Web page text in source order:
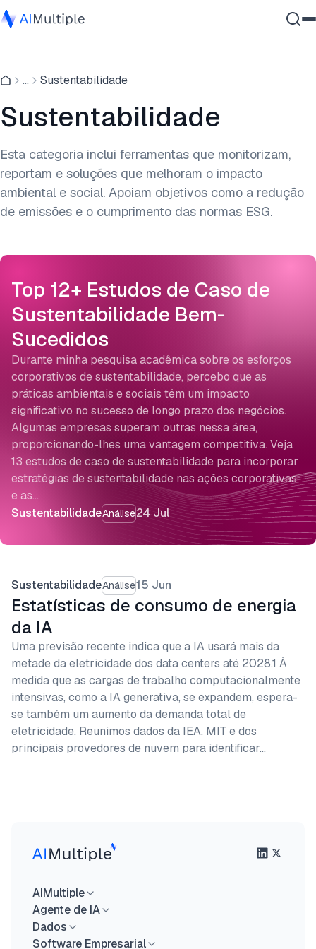
Segurança cibernética
Dados
Software Empresarial
Contate-nos
... Sustentabilidade
Sustentabilidade
Esta categoria inclui ferramentas que monitorizam,
reportam e soluções que melhoram o impacto
ambiental e social. Apoiam objetivos como a redução
de emissões e o cumprimento das normas ESG.
Top 12+ Estudos de Caso de
Sustentabilidade Bem-
Sucedidos
SustentabilidadeAnálise24 Jul
Durante minha pesquisa acadêmica sobre os esforços
corporativos de sustentabilidade, percebo que as
práticas ambientais e sociais têm um impacto
significativo no sucesso de longo prazo dos negócios.
Algumas empresas superam outras nessa área,
proporcionando-lhes uma vantagem competitiva. Veja
13 estudos de caso de sustentabilidade para incorporar
estratégias de sustentabilidade nas ações corporativas
e as…
SustentabilidadeAnálise15 Jun
Estatísticas de consumo de energia
da IA
Uma previsão recente indica que a IA usará mais da
metade da eletricidade dos data centers até 2028.1 À
medida que as cargas de trabalho computacionalmente
intensivas, como a IA generativa, se expandem, espera-
se também um aumento da demanda total de
eletricidade. Reunimos dados da IEA, MIT e dos
principais provedores de nuvem para identificar…
AIMultiple
Agente de IA
Dados
Software Empresarial